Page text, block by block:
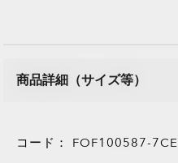
商品詳細（サイズ等）
コード： FOF100587-7CE